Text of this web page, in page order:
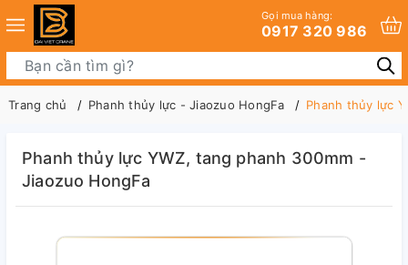
Gọi mua hàng:
0917 320 986
Trang chủ Phanh thủy lực - Jiaozuo HongFa Phanh thủy lực
Phanh thủy lực YWZ, tang phanh 300mm -
Jiaozuo HongFa